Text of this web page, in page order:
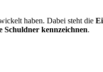
haben. Dabei steht die
Schuldner kennzeichnen.